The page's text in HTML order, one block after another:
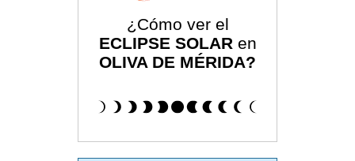
¿Cómo ver el
ECLIPSE SOLAR en
OLIVA DE MÉRIDA?